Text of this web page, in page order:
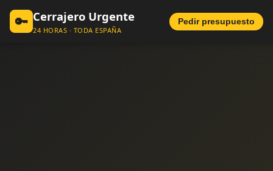
🔑 Cerrajero Urgente
24 HORAS · TODA ESPAÑA
Pedir presupuesto